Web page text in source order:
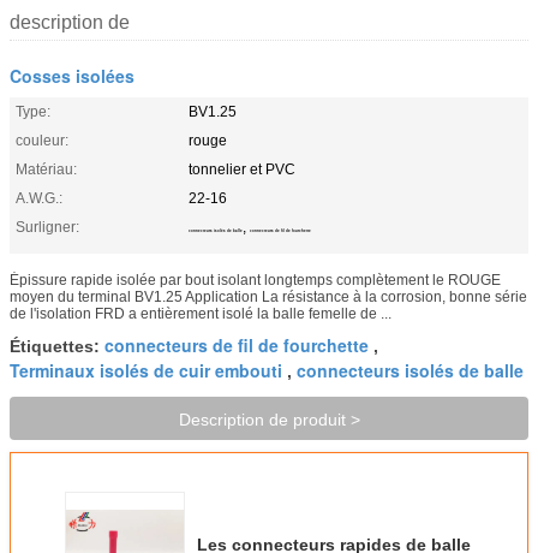
description de
Cosses isolées
Type:
BV1.25
couleur:
rouge
Matériau:
tonnelier et PVC
A.W.G.:
22-16
Surligner:
connecteurs isolés de balle , connecteurs de fil de fourchette
Épissure rapide isolée par bout isolant longtemps complètement le ROUGE
moyen du terminal BV1.25 Application La résistance à la corrosion, bonne série
de l'isolation FRD a entièrement isolé la balle femelle de ...
Étiquettes: connecteurs de fil de fourchette ,
Terminaux isolés de cuir embouti , connecteurs isolés de balle
Description de produit >
Les connecteurs rapides de balle